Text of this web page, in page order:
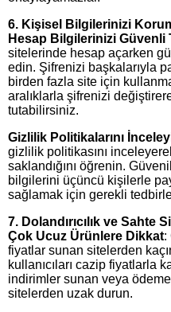
6. Kişisel Bilgilerinizi
Hesap Bilgilerinizi Güvenli
sitelerinde hesap açarken
edin. Şifrenizi başkalarıyla
birden fazla site için
aralıklarla şifrenizi
tutabilirsiniz.
Gizlilik Politikalarını
gizlilik politikasını
saklandığını öğrenin.
bilgilerini üçüncü kişilerle
sağlamak için gerekli
7. Dolandırıcılık ve Sahte
Çok Ucuz Ürünlere Dikkat:
fiyatlar sunan sitelerden
kullanıcıları cazip fiyatlarla
indirimler sunan veya ödeme
sitelerden uzak durun.